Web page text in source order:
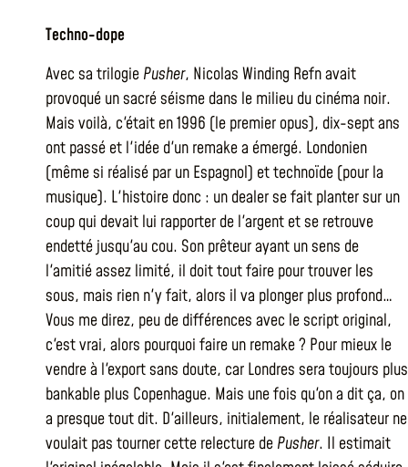
Techno-dope
Avec sa trilogie Pusher, Nicolas Winding Refn avait
provoqué un sacré séisme dans le milieu du cinéma noir.
Mais voilà, c'était en 1996 (le premier opus), dix-sept ans
ont passé et l'idée d'un remake a émergé. Londonien
(même si réalisé par un Espagnol) et technoïde (pour la
musique). L'histoire donc : un dealer se fait planter sur un
coup qui devait lui rapporter de l'argent et se retrouve
endetté jusqu'au cou. Son prêteur ayant un sens de
l'amitié assez limité, il doit tout faire pour trouver les
sous, mais rien n'y fait, alors il va plonger plus profond…
Vous me direz, peu de différences avec le script original,
c'est vrai, alors pourquoi faire un remake ? Pour mieux le
vendre à l'export sans doute, car Londres sera toujours plus
bankable plus Copenhague. Mais une fois qu'on a dit ça, on
a presque tout dit. D'ailleurs, initialement, le réalisateur ne
voulait pas tourner cette relecture de Pusher. Il estimait